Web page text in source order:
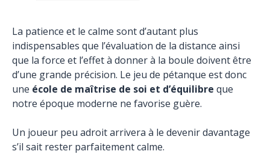
La patience et le calme sont d’autant plus
indispensables que l’évaluation de la distance ainsi
que la force et l’effet à donner à la boule doivent être
d’une grande précision. Le jeu de pétanque est donc
une école de maîtrise de soi et d’équilibre que
notre époque moderne ne favorise guère.
Un joueur peu adroit arrivera à le devenir davantage
s’il sait rester parfaitement calme.